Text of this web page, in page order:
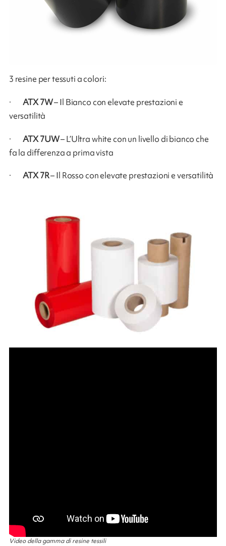
3 resine per tessuti a colori:
· ATX 7W– Il Bianco con elevate prestazioni e
versatilità
· ATX 7UW– L’Ultra white con un livello di bianco che
fa la differenza a prima vista
· ATX 7R– Il Rosso con elevate prestazioni e versatilità
Video della gamma di resine tessili